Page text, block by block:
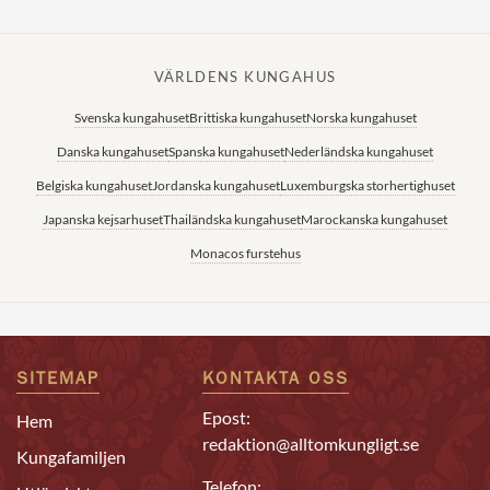
VÄRLDENS KUNGAHUS
Svenska kungahusetBrittiska kungahusetNorska kungahuset
Danska kungahusetSpanska kungahusetNederländska kungahuset
Belgiska kungahusetJordanska kungahusetLuxemburgska storhertighuset
Japanska kejsarhusetThailändska kungahusetMarockanska kungahuset
Monacos furstehus
SITEMAP
Hem
Kungafamiljen
KONTAKTA OSS
Epost:
redaktion@alltomkungligt.se